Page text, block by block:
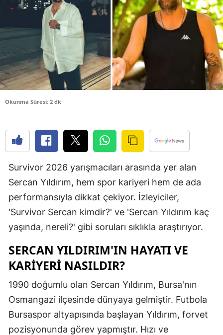
Burdur
Bursa
Çanakkale
Çankırı
Diyarbakır
Elazığ
Erzurum
Giresun
Gümüşhane
Hakkari
Okunma Süresi: 2 dk
Survivor 2026 yarışmacıları arasında yer alan
Sercan Yıldırım, hem spor kariyeri hem de ada
performansıyla dikkat çekiyor. İzleyiciler,
'Survivor Sercan kimdir?' ve 'Sercan Yıldırım kaç
yaşında, nereli?' gibi soruları sıklıkla araştırıyor.
SERCAN YILDIRIM'IN HAYATI VE
KARIYERI NASILDIR?
1990 doğumlu olan Sercan Yıldırım, Bursa'nın
Osmangazi ilçesinde dünyaya gelmiştir. Futbola
Bursaspor altyapısında başlayan Yıldırım, forvet
pozisyonunda görev yapmıştır. Hızı ve